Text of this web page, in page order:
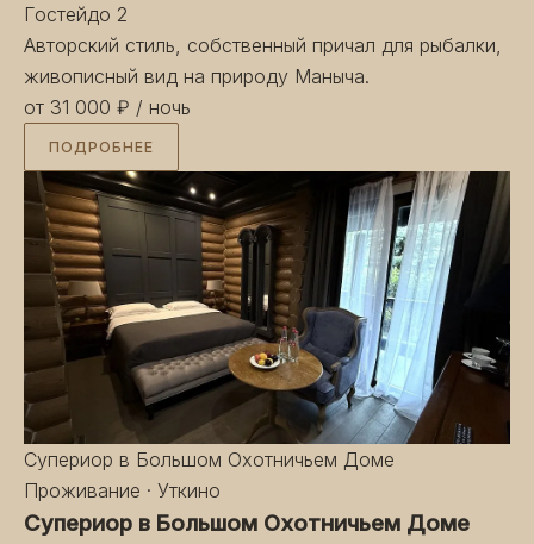
Гостейдо 2
Авторский стиль, собственный причал для рыбалки,
живописный вид на природу Маныча.
от 31 000 ₽ / ночь
ПОДРОБНЕЕ
Супериор в Большом Охотничьем Доме
Проживание · Уткино
Супериор в Большом Охотничьем Доме